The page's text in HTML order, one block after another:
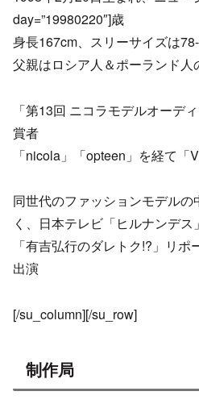
day=”19980220″]歳
身長167cm、スリーサイズは
父親はロシア人＆ポーランド人
「第13回 ニコラモデルオーデ
賞者
「nicola」「opteen」を経て「
同世代のファッションモデル
く、日本テレビ「ヒルナンデ
「有吉弘行のダレトク!?」リ
出演
[/su_column][/su_row]
制作局